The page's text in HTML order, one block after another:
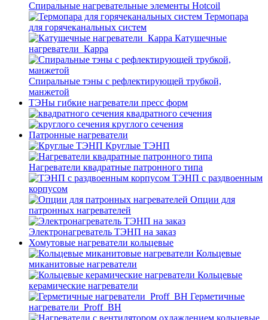
Спиральные нагревательные элементы Hotcoil
Термопара
для горячеканальных систем
Катушечные
нагреватели_Карра
Спиральные тэны с рефлектирующей трубкой,
манжетой
ТЭНы гибкие нагреватели пресс форм
квадратного сечения
круглого сечения
Патронные нагреватели
Круглые ТЭНП
Нагреватели квадратные патронного типа
ТЭНП с раздвоенным
корпусом
Опции для
патронных нагревателей
Электронагреватель ТЭНП на заказ
Хомутовые нагреватели кольцевые
Кольцевые
миканитовые нагреватели
Кольцевые
керамические нагреватели
Герметичные
нагреватели_Proff_BH